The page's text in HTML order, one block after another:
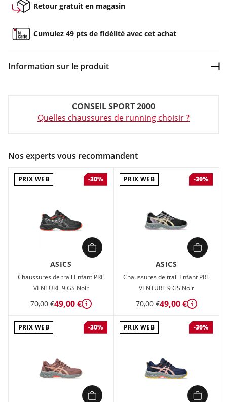
Retour gratuit en magasin
Cumulez 49 pts de fidélité avec cet achat
Information sur le produit
Composition :
Tige textile , Semelle caoutchouc
CONSEIL SPORT 2000
Quelles chaussures de running choisir ?
Nos experts vous recommandent
PRIX WEB -30%
ASICS
Chaussures de trail Enfant PRE
VENTURE 9 GS Noir
70,00 €49,00 € Détails
PRIX WEB -30%
ASICS
Chaussures de trail Enfant PRE
VENTURE 9 GS Noir
70,00 €49,00 € Détails
PRIX WEB -30% PRIX WEB -30%